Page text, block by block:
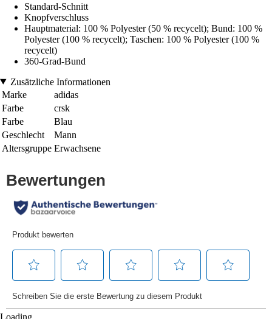
Standard-Schnitt
Knopfverschluss
Hauptmaterial: 100 % Polyester (50 % recycelt); Bund: 100 %
Polyester (100 % recycelt); Taschen: 100 % Polyester (100 %
recycelt)
360-Grad-Bund
Zusätzliche Informationen
Marke
adidas
Farbe
crsk
Farbe
Blau
Geschlecht
Mann
Altersgruppe Erwachsene
Loading...